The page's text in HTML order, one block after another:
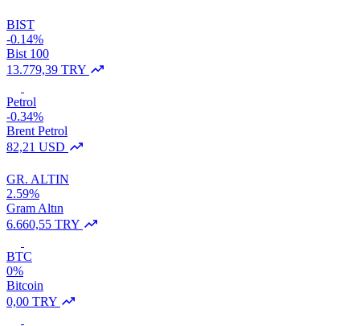
BIST
-0.14%
Bist 100
13.779,39 TRY
Petrol
-0.34%
Brent Petrol
82,21 USD
GR. ALTIN
2.59%
Gram Altın
6.660,55 TRY
BTC
0%
Bitcoin
0,00 TRY